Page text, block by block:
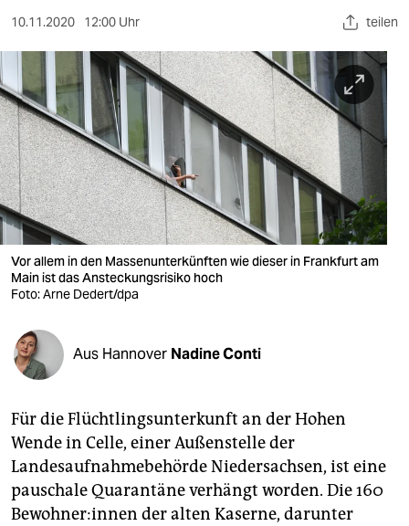
kultur
sport
berlin
nord
wahrheit
verlag
verlag
veranstaltungen
shop
fragen & hilfe
unterstützen
abo
genossenschaft
epaper login
10.11.2020 12:00 Uhr teilen
Vor allem in den Massenunterkünften wie dieser in Frankfurt am
Main ist das Ansteckungsrisiko hoch
Foto: Arne Dedert/dpa
Aus Hannover Nadine Conti
Für die Flüchtlingsunterkunft an der Hohen
Wende in Celle, einer Außenstelle der
Landesaufnahmebehörde Niedersachsen, ist eine
pauschale Quarantäne verhängt worden. Die 160
Bewohner:innen der alten Kaserne, darunter